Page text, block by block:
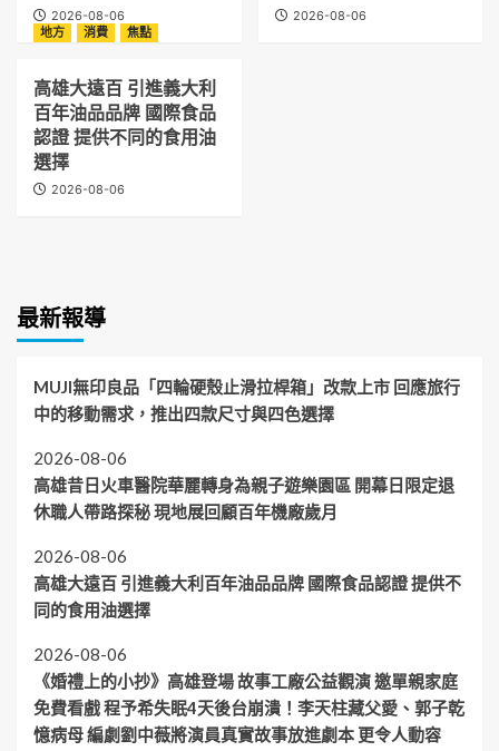
2026-08-06
2026-08-06
地方
消費 焦點
高雄大遠百 引進義大利
百年油品品牌 國際食品
認證 提供不同的食用油
選擇
2026-08-06
最新報導
MUJI無印良品「四輪硬殼止滑拉桿箱」改款上市 回應旅行
中的移動需求，推出四款尺寸與四色選擇
2026-08-06
高雄昔日火車醫院華麗轉身為親子遊樂園區 開幕日限定退
休職人帶路探秘 現地展回顧百年機廠歲月
2026-08-06
高雄大遠百 引進義大利百年油品品牌 國際食品認證 提供不
同的食用油選擇
2026-08-06
《婚禮上的小抄》高雄登場 故事工廠公益觀演 邀單親家庭
免費看戲 程予希失眠4天後台崩潰！李天柱藏父愛、郭子乾
憶病母 編劇劉中薇將演員真實故事放進劇本 更令人動容